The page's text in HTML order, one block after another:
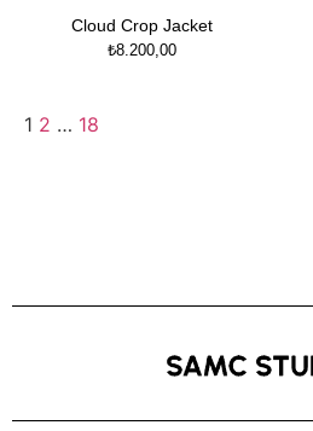
Cloud Crop Jacket
₺8.200,00
1 2 … 18